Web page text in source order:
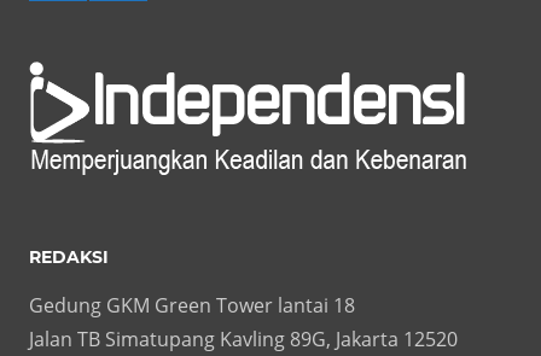
REDAKSI
Gedung GKM Green Tower lantai 18
Jalan TB Simatupang Kavling 89G, Jakarta 12520